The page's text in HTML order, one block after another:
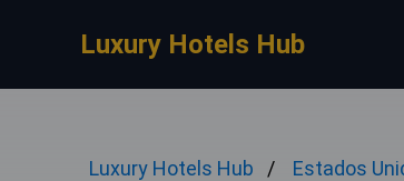
Luxury Hotels Hub
Luxury Hotels Hub Estados